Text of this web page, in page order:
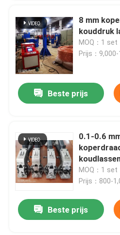
Over ons
Fabriekstocht
Kwaliteitscontrole
Neem contact met ons op
Vraag een offerte
Cable Extruder Machine
8 mm
kouddruk
MOQ：1 set
Prijs：
Beste prijs
0.1-0.6
MOQ：1 set
Prijs：800-
Beste prijs